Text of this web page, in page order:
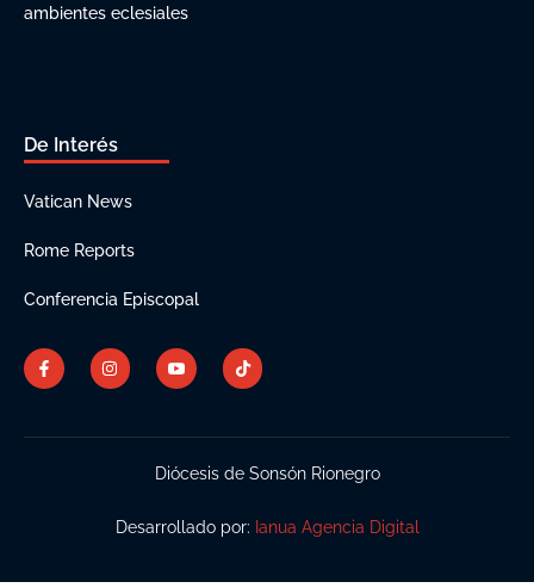
ambientes eclesiales
De Interés
Vatican News
Rome Reports
Conferencia Episcopal
Diócesis de Sonsón Rionegro
Desarrollado por: Ianua Agencia Digital